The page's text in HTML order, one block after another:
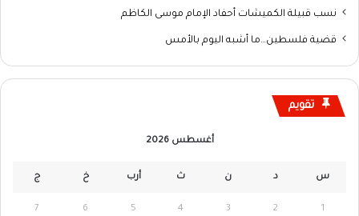
نسب قبيلة الكميشات أحفاد الإمام موسى الكاظم
قضية فلسطين…ما أشبه اليوم بالأمس
تقويم
أغسطس 2026
س د ن ث أرب خ ج
1
2
3
4
5
6
7